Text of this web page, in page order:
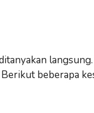
beberapa